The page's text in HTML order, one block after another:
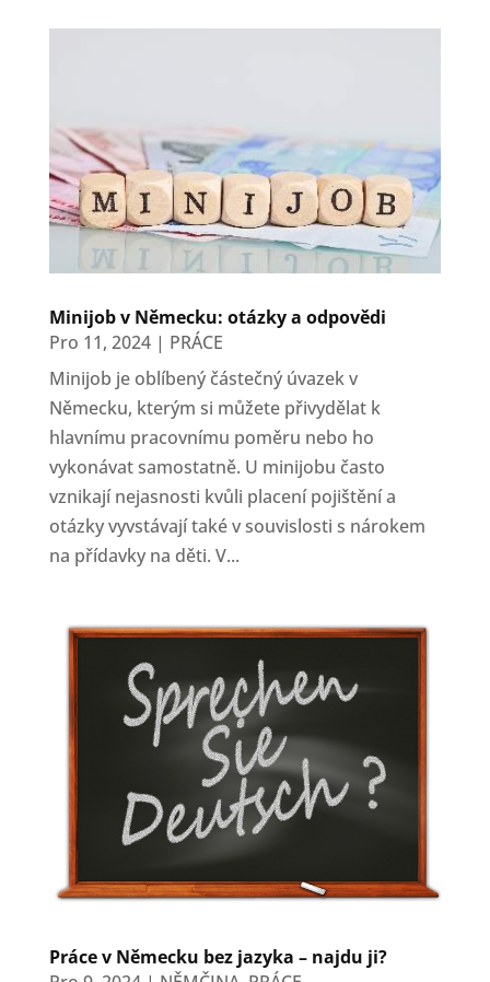
Minijob v Německu: otázky a odpovědi
Pro 11, 2024| PRÁCE
Minijob je oblíbený částečný úvazek v
Německu, kterým si můžete přivydělat k
hlavnímu pracovnímu poměru nebo ho
vykonávat samostatně. U minijobu často
vznikají nejasnosti kvůli placení pojištění a
otázky vyvstávají také v souvislosti s nárokem
na přídavky na děti. V...
Práce v Německu bez jazyka – najdu ji?